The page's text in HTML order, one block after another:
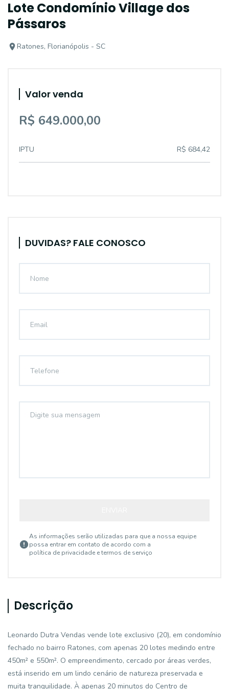
Lote Condomínio Village dos
Pássaros
Ratones, Florianópolis - SC
Valor venda
R$ 649.000,00
IPTU R$ 684,42
DUVIDAS? FALE CONOSCO
As informações serão utilizadas para que a nossa equipe
possa entrar em contato de acordo com a
política de privacidade e termos de serviço
Descrição
Leonardo Dutra Vendas vende lote exclusivo (20), em condomínio
fechado no bairro Ratones, com apenas 20 lotes medindo entre
450m² e 550m². O empreendimento, cercado por áreas verdes,
está inserido em um lindo cenário de natureza preservada e
muita tranquilidade. À apenas 20 minutos do Centro de